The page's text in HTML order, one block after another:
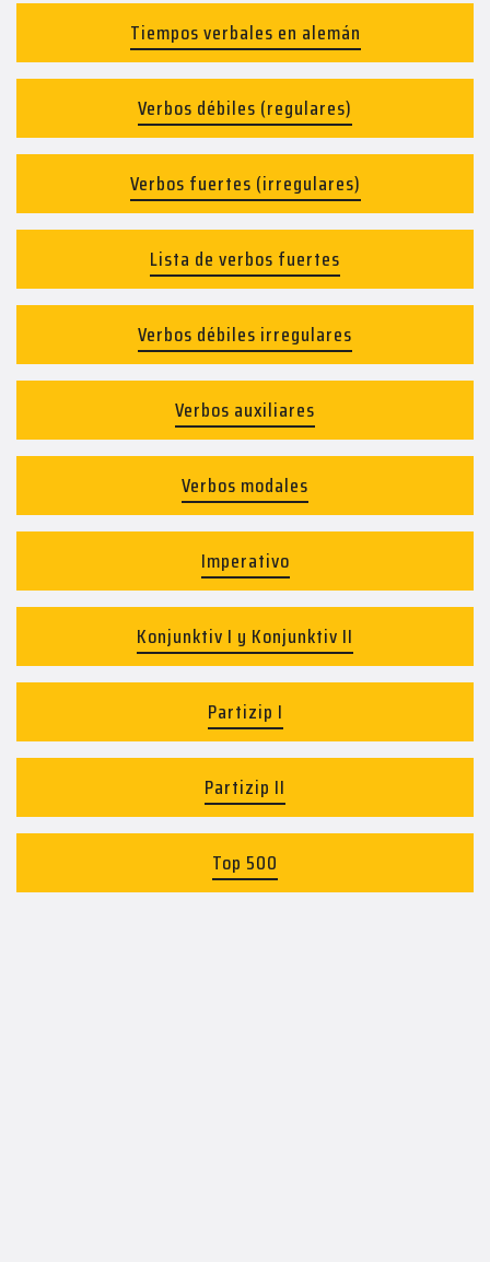
Tiempos verbales en alemán
Verbos débiles (regulares)
Verbos fuertes (irregulares)
Lista de verbos fuertes
Verbos débiles irregulares
Verbos auxiliares
Verbos modales
Imperativo
Konjunktiv I y Konjunktiv II
Partizip I
Partizip II
Top 500